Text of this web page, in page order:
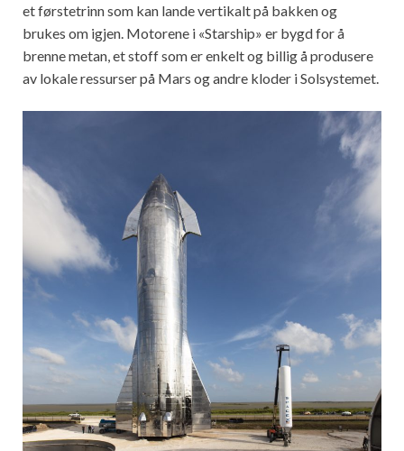
et førstetrinn som kan lande vertikalt på bakken og
brukes om igjen. Motorene i «Starship» er bygd for å
brenne metan, et stoff som er enkelt og billig å produsere
av lokale ressurser på Mars og andre kloder i Solsystemet.